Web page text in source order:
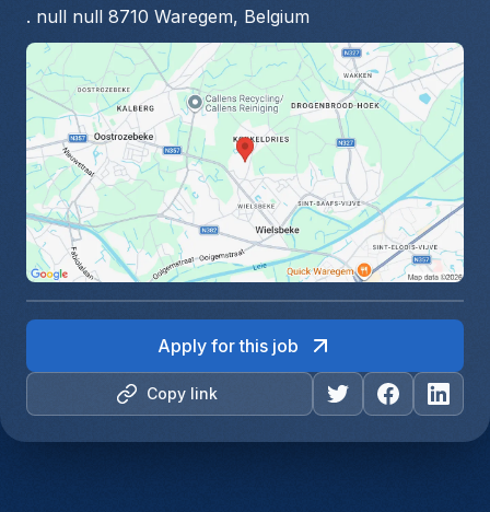
. null null 8710 Waregem, Belgium
Copy link
Apply for this job